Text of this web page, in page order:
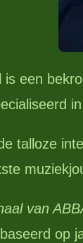
is een
talloze
van
op